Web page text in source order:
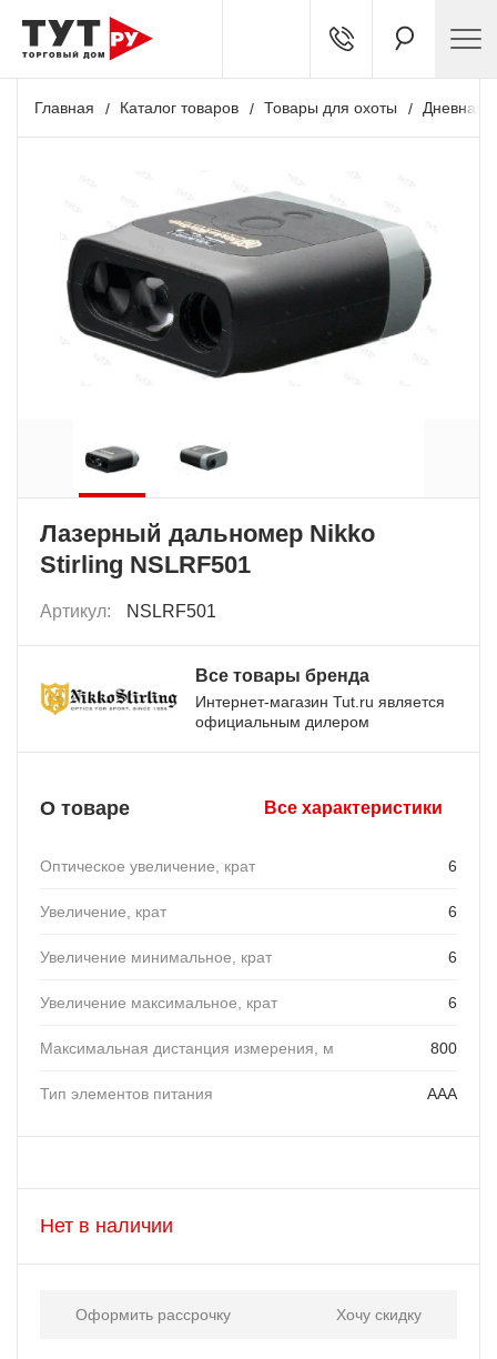
Главная Каталог товаров Товары для охоты Дневная
Лазерный дальномер Nikko
Stirling NSLRF501
Артикул: NSLRF501
Все товары бренда
Интернет-магазин Tut.ru является
официальным дилером
О товаре Все характеристики
Оптическое увеличение, крат 6
Увеличение, крат 6
Увеличение минимальное, крат 6
Увеличение максимальное, крат 6
Максимальная дистанция измерения, м 800
Тип элементов питания AAA
Нет в наличии
Оформить рассрочку Хочу скидку